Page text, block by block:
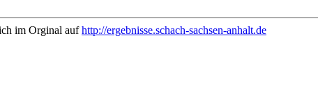
im Orginal aufhttp://ergebnisse.schach-sachsen-anhalt.de